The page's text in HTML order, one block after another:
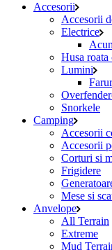
Accesorii
Accesorii
Electrice
Husa roata
Lumini
Snorkele
Camping
Accesorii
Accesorii
Corturi si
Frigidere
Mese si
Anvelope
All Terrain
Extreme
Mud